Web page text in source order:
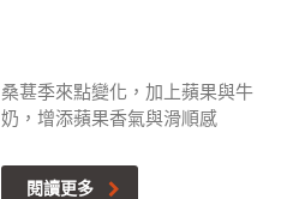
桑葚季來點變化，加上蘋果與牛
奶，增添蘋果香氣與滑順感
閱讀更多